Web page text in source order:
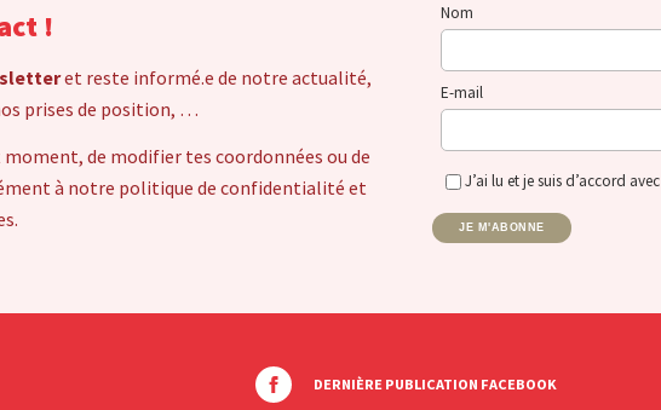
!
et reste informé.e de notre actualité,
prises de position, …
de modifier tes coordonnées ou de
à notre politique de confidentialité et
Nom
E-mail
J’ai lu et je suis d’accord avec
JE M'ABONNE
DERNIÈRE PUBLICATION FACEBOOK